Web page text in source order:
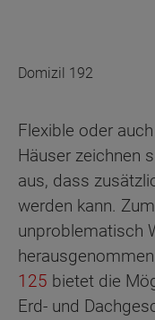
Domizil 192
Flexible oder
Häuser zeichnen
aus, dass
werden kann.
unproblematisch
125 bietet die
Erd- und